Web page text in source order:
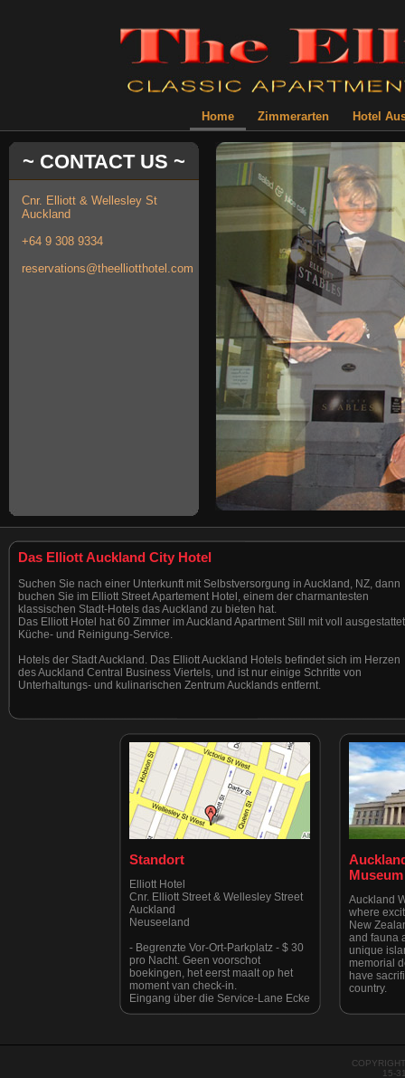
Home Zimmerarten Hotel
~ CONTACT US ~
Cnr. Elliott & Wellesley St
Auckland
+64 9 308 9334
reservations@theelliotthotel.com
Das Elliott Auckland City Hotel
Suchen Sie nach einer Unterkunft mit Selbstversorgung in Auckland, NZ, dann
buchen Sie im Elliott Street Apartement Hotel, einem der charmantesten
klassischen Stadt-Hotels das Auckland zu bieten hat.
Das Elliott Hotel hat 60 Zimmer im Auckland Apartment Still mit voll
Küche- und Reinigung-Service.
Hotels der Stadt Auckland. Das Elliott Auckland Hotels befindet sich im Herzen
des Auckland Central Business Viertels, und ist nur einige Schritte von
Unterhaltungs- und kulinarischen Zentrum Aucklands entfernt.
Standort
Elliott Hotel
Cnr. Elliott Street & Wellesley Street
Auckland
Neuseeland
- Begrenzte Vor-Ort-Parkplatz - $ 30
pro Nacht. Geen voorschot
boekingen, het eerst maalt op het
moment van check-in.
Eingang über die Service-Lane Ecke
Albert & Victoria Straßen.
tijde zoals geadviseerd door
Museum
Auckland
where
New
and fauna
unique
memorial
have
country.
15-